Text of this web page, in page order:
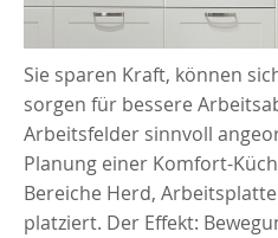
Sie sparen Kraft, können
sorgen für bessere
Arbeitsfelder sinnvoll
Planung einer Komfort-
Bereiche Herd,
platziert. Der Effekt: